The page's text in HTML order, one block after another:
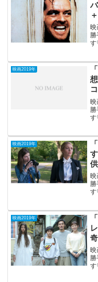
ー
映
す
監
映画2019年
映
す
映画2019年
映
す
映画2019年
映
す